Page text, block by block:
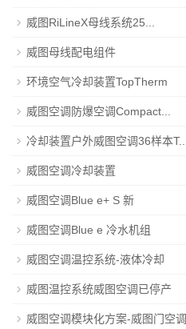
威图RiLineX母线系统25...
威图母线配电组件
环境空气冷却装置TopTherm
威图空调防爆空调Compact...
冷却装置户外威图空调36样本T...
威图空调冷却装置
威图空调Blue e+ S 新
威图空调Blue e 冷水机组
威图空调温控系统-液体冷却
威图温控系统威图空调已停产
威图空调模块化方案-威图门空调